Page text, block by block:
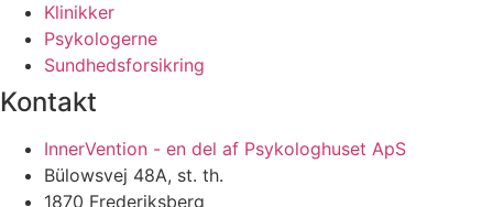
Klinikker
Psykologerne
Sundhedsforsikring
Kontakt
InnerVention - en del af Psykologhuset ApS
Bülowsvej 48A, st. th.
1870 Frederiksberg